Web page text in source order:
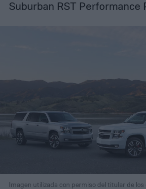
Suburban RST Performance
Imagen utilizada con permiso del titular de